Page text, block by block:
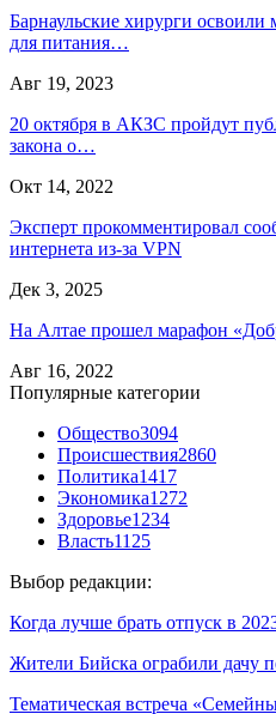
Барнаульские хирурги
для питания…
Авг 19, 2023
20 октября в АКЗС пройдут
закона о…
Окт 14, 2022
Эксперт прокомментировал
интернета из-за VPN
Дек 3, 2025
На Алтае прошел марафон
Авг 16, 2022
Популярные категории
Общество3094
Происшествия2860
Политика1417
Экономика1272
Здоровье1234
Власть1125
Выбор редакции:
Когда лучше брать отпуск в
Жители Бийска ограбили дачу
Тематическая встреча